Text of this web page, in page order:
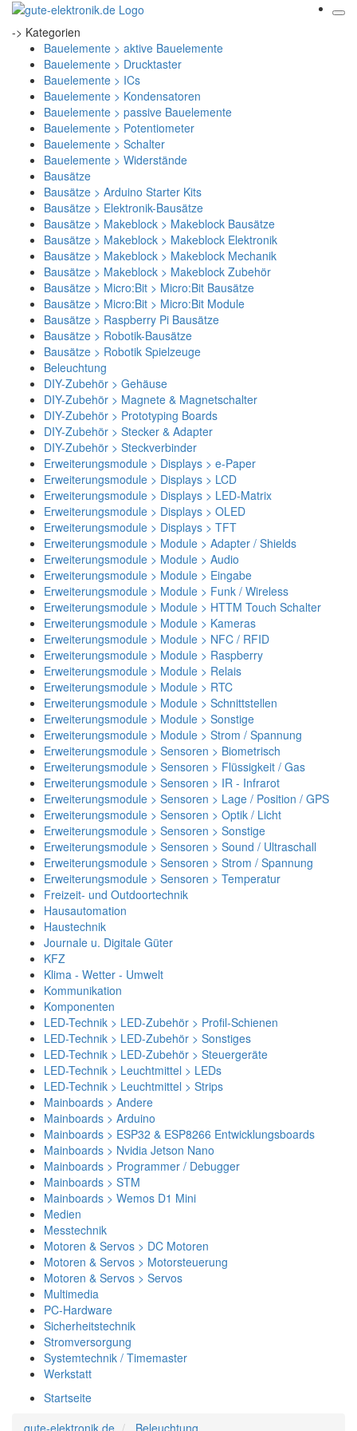
-> Kategorien
Bauelemente > aktive Bauelemente
Bauelemente > Drucktaster
Bauelemente > ICs
Bauelemente > Kondensatoren
Bauelemente > passive Bauelemente
Bauelemente > Potentiometer
Bauelemente > Schalter
Bauelemente > Widerstände
Bausätze
Bausätze > Arduino Starter Kits
Bausätze > Elektronik-Bausätze
Bausätze > Makeblock > Makeblock Bausätze
Bausätze > Makeblock > Makeblock Elektronik
Bausätze > Makeblock > Makeblock Mechanik
Bausätze > Makeblock > Makeblock Zubehör
Bausätze > Micro:Bit > Micro:Bit Bausätze
Bausätze > Micro:Bit > Micro:Bit Module
Bausätze > Raspberry Pi Bausätze
Bausätze > Robotik-Bausätze
Bausätze > Robotik Spielzeuge
Beleuchtung
DIY-Zubehör > Gehäuse
DIY-Zubehör > Magnete & Magnetschalter
DIY-Zubehör > Prototyping Boards
DIY-Zubehör > Stecker & Adapter
DIY-Zubehör > Steckverbinder
Erweiterungsmodule > Displays > e-Paper
Erweiterungsmodule > Displays > LCD
Erweiterungsmodule > Displays > LED-Matrix
Erweiterungsmodule > Displays > OLED
Erweiterungsmodule > Displays > TFT
Erweiterungsmodule > Module > Adapter / Shields
Erweiterungsmodule > Module > Audio
Erweiterungsmodule > Module > Eingabe
Erweiterungsmodule > Module > Funk / Wireless
Erweiterungsmodule > Module > HTTM Touch Schalter
Erweiterungsmodule > Module > Kameras
Erweiterungsmodule > Module > NFC / RFID
Erweiterungsmodule > Module > Raspberry
Erweiterungsmodule > Module > Relais
Erweiterungsmodule > Module > RTC
Erweiterungsmodule > Module > Schnittstellen
Erweiterungsmodule > Module > Sonstige
Erweiterungsmodule > Module > Strom / Spannung
Erweiterungsmodule > Sensoren > Biometrisch
Erweiterungsmodule > Sensoren > Flüssigkeit / Gas
Erweiterungsmodule > Sensoren > IR - Infrarot
Erweiterungsmodule > Sensoren > Lage / Position / GPS
Erweiterungsmodule > Sensoren > Optik / Licht
Erweiterungsmodule > Sensoren > Sonstige
Erweiterungsmodule > Sensoren > Sound / Ultraschall
Erweiterungsmodule > Sensoren > Strom / Spannung
Erweiterungsmodule > Sensoren > Temperatur
Freizeit- und Outdoortechnik
Hausautomation
Haustechnik
Journale u. Digitale Güter
KFZ
Klima - Wetter - Umwelt
Kommunikation
Komponenten
LED-Technik > LED-Zubehör > Profil-Schienen
LED-Technik > LED-Zubehör > Sonstiges
LED-Technik > LED-Zubehör > Steuergeräte
LED-Technik > Leuchtmittel > LEDs
LED-Technik > Leuchtmittel > Strips
Mainboards > Andere
Mainboards > Arduino
Mainboards > ESP32 & ESP8266 Entwicklungsboards
Mainboards > Nvidia Jetson Nano
Mainboards > Programmer / Debugger
Mainboards > STM
Mainboards > Wemos D1 Mini
Medien
Messtechnik
Motoren & Servos > DC Motoren
Motoren & Servos > Motorsteuerung
Motoren & Servos > Servos
Multimedia
PC-Hardware
Sicherheitstechnik
Stromversorgung
Systemtechnik / Timemaster
Werkstatt
Startseite
gute-elektronik.de
Beleuchtung